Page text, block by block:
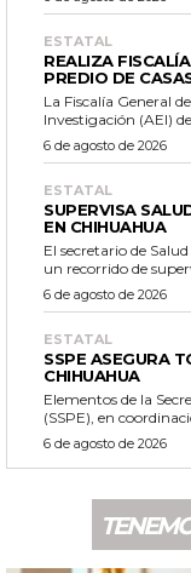
ESTATAL
REALIZA
PREDIO DE
La Fiscalía General
Investigación (AEI)
6 de agosto de 2026
ESTATAL
SUPERVISA
EN CHIHUAHUA
El secretario de
un recorrido de
6 de agosto de 2026
ESTATAL
SSPE ASEGURA
CHIHUAHUA
Elementos de la
(SSPE), en
6 de agosto de 2026